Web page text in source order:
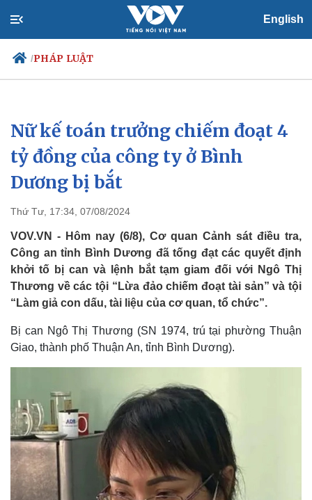
English
/PHÁP LUẬT
Chính trị
Đảng
Tổ chức nhân sự
Quốc hội
Nhận diện sự thật
Xã hội
Tin 24h
Dự báo thời tiết
Nữ kế toán trưởng chiếm đoạt 4
tỷ đồng của công ty ở Bình
Dương bị bắt
Thứ Tư, 17:34, 07/08/2024
VOV.VN - Hôm nay (6/8), Cơ quan Cảnh sát điều tra,
Công an tỉnh Bình Dương đã tống đạt các quyết định
khởi tố bị can và lệnh bắt tạm giam đối với Ngô Thị
Thương về các tội “Lừa đảo chiếm đoạt tài sản” và tội
“Làm giả con dấu, tài liệu của cơ quan, tổ chức”.
Bị can Ngô Thị Thương (SN 1974, trú tại phường Thuận
Giao, thành phố Thuận An, tỉnh Bình Dương).